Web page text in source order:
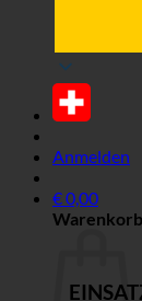
Anmelden
€0,00
Warenkorb